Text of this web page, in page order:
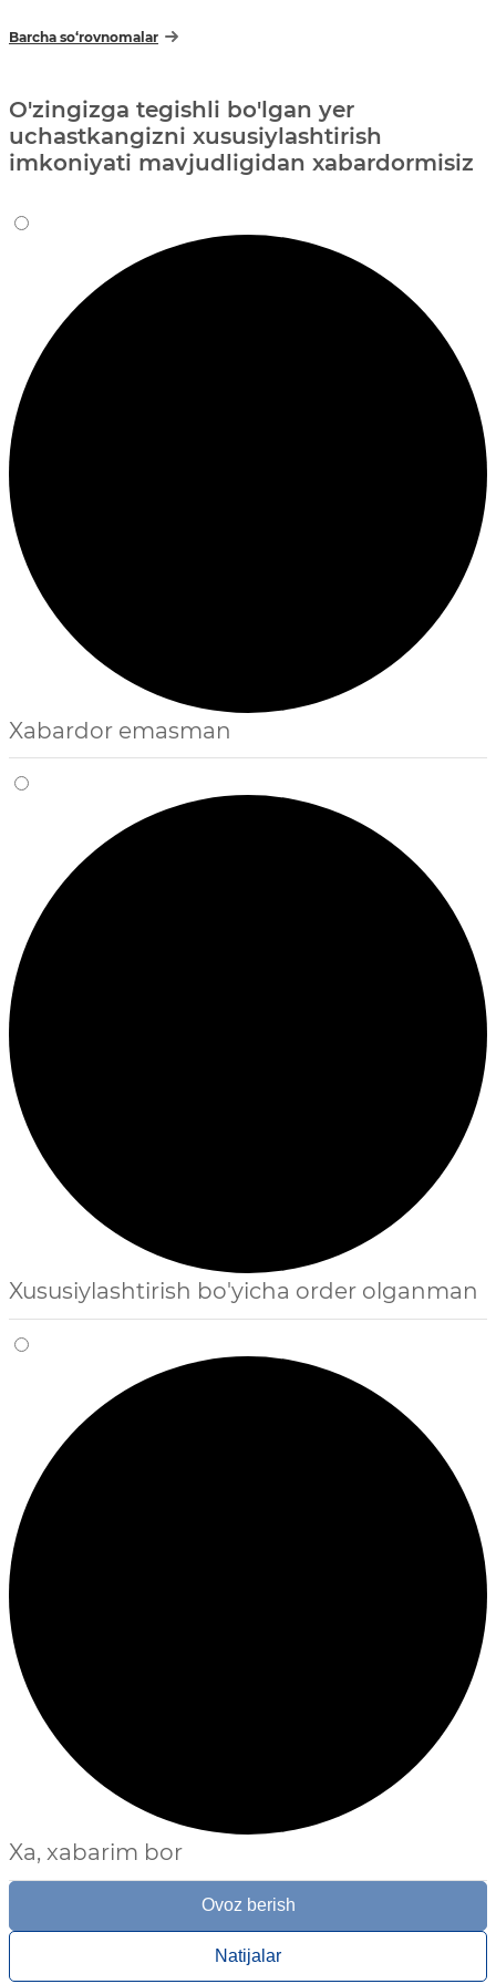
Barcha so‘rovnomalar
O'zingizga tegishli bo'lgan yer
uchastkangizni xususiylashtirish
imkoniyati mavjudligidan xabardormisiz
Xabardor emasman
Xususiylashtirish bo'yicha order olganman
Xa, xabarim bor
Ovoz berish
Natijalar